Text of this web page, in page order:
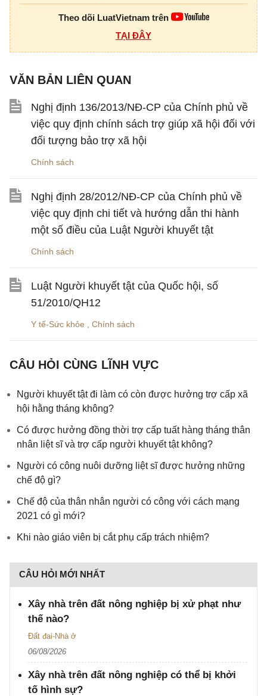
Theo dõi LuatVietnam trên
TẠI ĐÂY
VĂN BẢN LIÊN QUAN
Nghị định 136/2013/NĐ-CP của Chính phủ về
việc quy định chính sách trợ giúp xã hội đối với
đối tượng bảo trợ xã hội
Chính sách
Nghị định 28/2012/NĐ-CP của Chính phủ về
việc quy định chi tiết và hướng dẫn thi hành
một số điều của Luật Người khuyết tật
Chính sách
Luật Người khuyết tật của Quốc hội, số
51/2010/QH12
Y tế-Sức khỏe Chính sách
CÂU HỎI CÙNG LĨNH VỰC
Người khuyết tật đi làm có còn được hưởng trợ cấp xã
hội hằng tháng không?
​Có được hưởng đồng thời trợ cấp tuất hàng tháng thân
nhân liệt sĩ và trợ cấp người khuyết tật không?
Người có công nuôi dưỡng liệt sĩ được hưởng những
chế độ gì?
Chế độ của thân nhân người có công với cách mạng
2021 có gì mới?
Khi nào giáo viên bị cắt phụ cấp trách nhiệm?
CÂU HỎI MỚI NHẤT
Xây nhà trên đất nông nghiệp bị xử phạt như
thế nào?
Đất đai-Nhà ở
06/08/2026
Xây nhà trên đất nông nghiệp có thể bị khởi
tố hình sự?